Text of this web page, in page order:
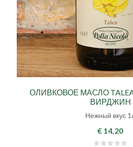
ОЛИВКОВОЕ МАСЛО
ВИРДЖИН
Нежный вкус
€ 14,20